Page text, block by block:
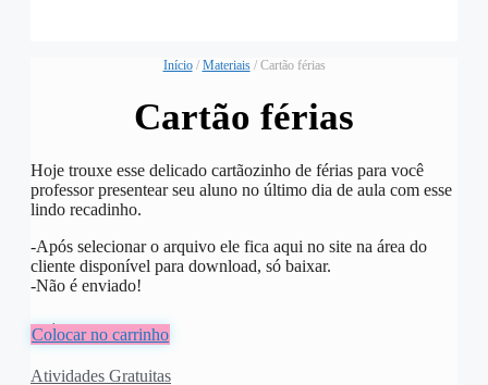
Início/ Materiais/ Cartão férias
Cartão férias
Hoje trouxe esse delicado cartãozinho de férias para você
professor presentear seu aluno no último dia de aula com esse
lindo recadinho.
-Após selecionar o arquivo ele fica aqui no site na área do
cliente disponível para download, só baixar.
-Não é enviado!
R$5,00
Colocar no carrinho
Atividades Gratuitas